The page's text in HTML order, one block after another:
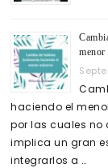
menor
haciendo el
por las cuales no
implica un gran
integrarlos a …